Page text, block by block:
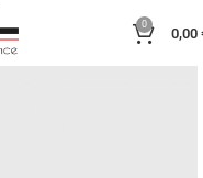
0
0,00